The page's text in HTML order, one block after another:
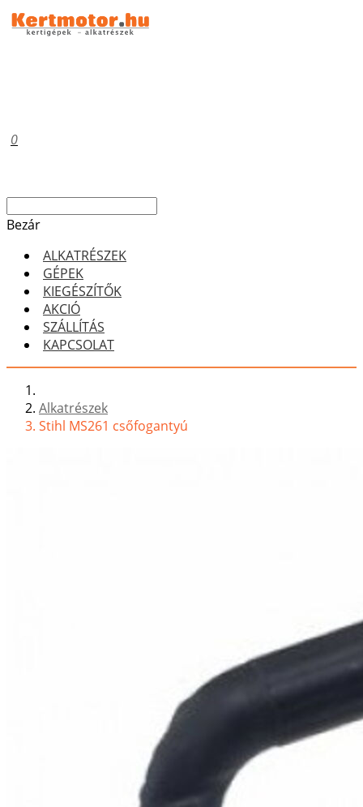
0
Bezár
ALKATRÉSZEK
GÉPEK
KIEGÉSZÍTŐK
AKCIÓ
SZÁLLÍTÁS
KAPCSOLAT
Alkatrészek
Stihl MS261 csőfogantyú